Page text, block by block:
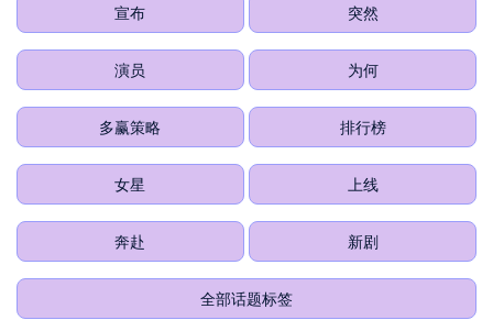
宣布 突然
演员 为何
多赢策略 排行榜
女星 上线
奔赴 新剧
全部话题标签